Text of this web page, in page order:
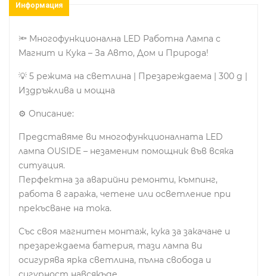
Информация
🔦 Многофункционална LED Работна Лампа с
Магнит и Кука – За Авто, Дом и Природа!
💡 5 режима на светлина | Презареждаема | 300 g |
Издръжлива и мощна
⚙️ Описание:
Представяме ви многофункционалната LED
лампа OUSIDE – незаменим помощник във всяка
ситуация.
Перфектна за аварийни ремонти, къмпинг,
работа в гаража, четене или осветление при
прекъсване на тока.
Със своя магнитен монтаж, кука за закачане и
презареждаема батерия, тази лампа ви
осигурява ярка светлина, пълна свобода и